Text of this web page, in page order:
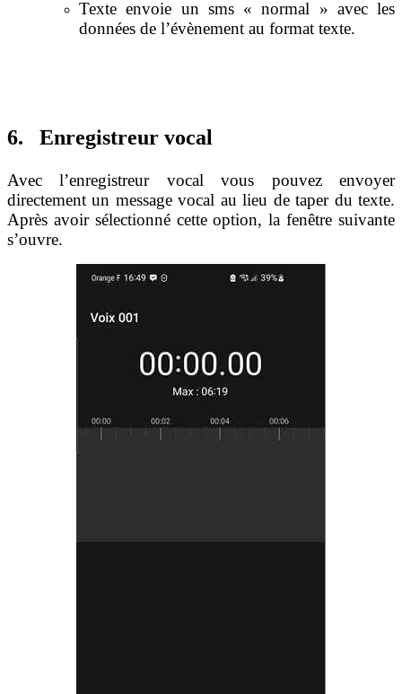
Texte envoie un sms « normal » avec les
données de l’évènement au format texte.
6. Enregistreur vocal
Avec l’enregistreur vocal vous pouvez envoyer
directement un message vocal au lieu de taper du texte.
Après avoir sélectionné cette option, la fenêtre suivante
s’ouvre.